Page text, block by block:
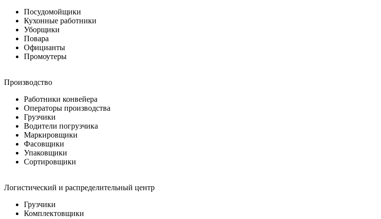
Посудомойщики
Кухонные работники
Уборщики
Повара
Официанты
Промоутеры
Производство
Работники конвейера
Операторы производства
Грузчики
Водители погрузчика
Маркировщики
Фасовщики
Упаковщики
Сортировщики
Логистический и распределительный центр
Грузчики
Комплектовщики